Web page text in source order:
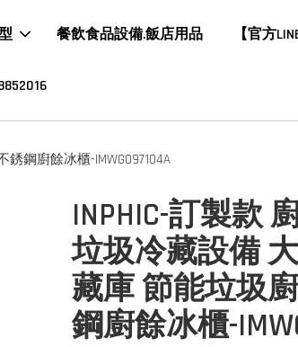
餐飲食品設備.飯店用品 【官方
鋼廚餘冰櫃-IMWG097104A
INPHIC-訂製款
垃圾冷藏設備
藏庫 節能垃圾
鋼廚餘冰櫃-